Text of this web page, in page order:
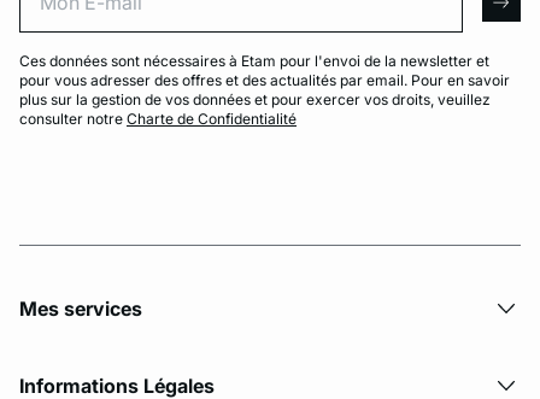
Ces données sont nécessaires à Etam pour l'envoi de la newsletter et
pour vous adresser des offres et des actualités par email. Pour en savoir
plus sur la gestion de vos données et pour exercer vos droits, veuillez
consulter notre Charte de Confidentialité
Mes services
Informations Légales